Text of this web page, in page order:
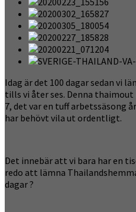
Idag är det 100 dagar sedan vi
tills vi åter ses. Denna
7, det var en tuff arbetssäsong
har behövt vila ut ordentligt.
Det innebär att vi bara har en
redo att lämna
dagar ?